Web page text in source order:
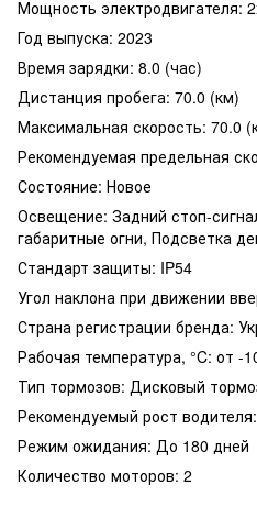
Мощность электродвигателя:
Год выпуска: 2023
Время зарядки: 8.0 (час)
Дистанция пробега: 70.0 (км)
Максимальная скорость: 70.0
Рекомендуемая предельная
Состояние: Новое
Освещение: Задний стоп-
габаритные огни, Подсветка
Стандарт защиты: IP54
Угол наклона при движении
Страна регистрации бренда:
Рабочая температура, °C: от -
Тип тормозов: Дисковый
Рекомендуемый рост
Режим ожидания: До 180 дней
Количество моторов: 2